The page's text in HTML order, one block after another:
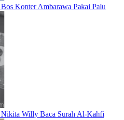
Konter Ambarawa Pakai Palu
Nikita Willy Baca Surah Al-Kahfi